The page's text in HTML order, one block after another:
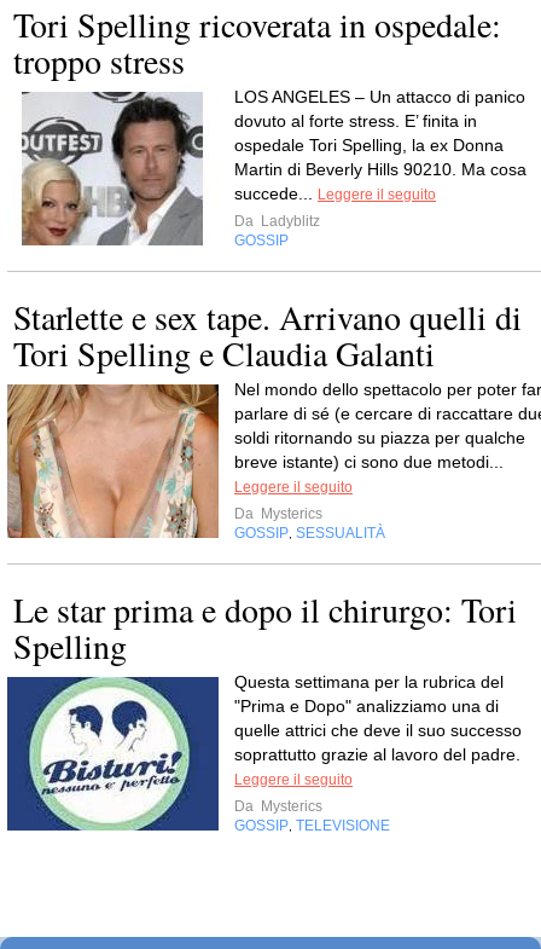
Tori Spelling ricoverata in ospedale:
troppo stress
LOS ANGELES – Un attacco di panico
dovuto al forte stress. E’ finita in
ospedale Tori Spelling, la ex Donna
Martin di Beverly Hills 90210. Ma cosa
succede...
Leggere il seguito
Da Ladyblitz
GOSSIP
Starlette e sex tape. Arrivano quelli di
Tori Spelling e Claudia Galanti
Nel mondo dello spettacolo per poter far
parlare di sé (e cercare di raccattare
soldi ritornando su piazza per qualche
breve istante) ci sono due metodi...
Leggere il seguito
Da Mysterics
GOSSIP SESSUALITÀ
Le star prima e dopo il chirurgo: Tori
Spelling
Questa settimana per la rubrica del
"Prima e Dopo" analizziamo una di
quelle attrici che deve il suo successo
soprattutto grazie al lavoro del padre.
Leggere il seguito
Da Mysterics
GOSSIP TELEVISIONE